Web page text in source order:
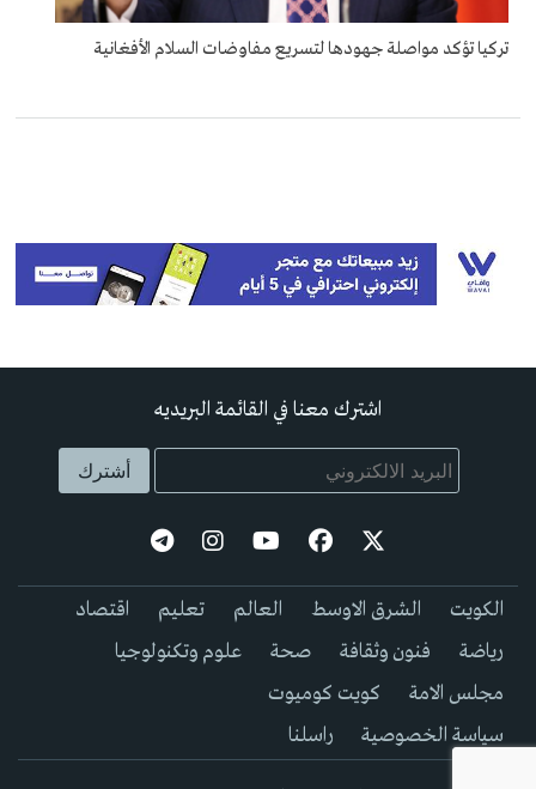
تركيا تؤكد مواصلة جهودها لتسريع مفاوضات السلام الأفغانية
اشترك معنا في القائمة البريديه
الكويت الشرق الاوسط العالم تعليم
اقتصاد
رياضة
فنون وثقافة صحة
علوم وتكنولوجيا
مجلس الامة
كويت كوميوت
سياسة الخصوصية
راسلنا